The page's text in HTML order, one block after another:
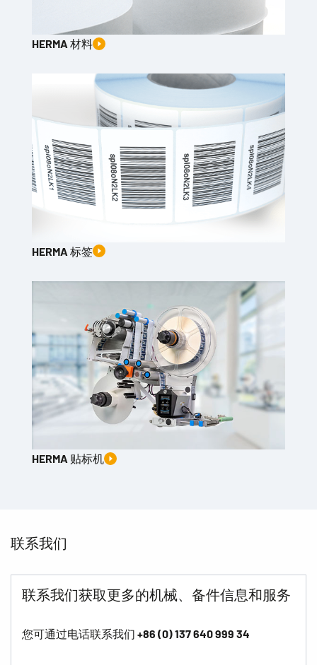
HERMA 材料
HERMA 标签
HERMA 贴标机
联系我们
联系我们获取更多的机械、备件信息和服务
您可通过电话联系我们 +86 (0) 137 640 999 34